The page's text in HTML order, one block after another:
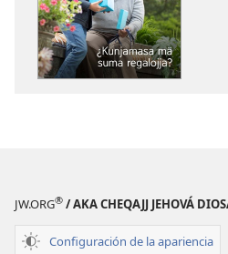
JW.ORG® / AKA CHEQAJJ JEHOVÁ
Configuración de la apariencia